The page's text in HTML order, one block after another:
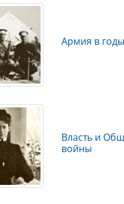
Российской
военно-морской
Армия в
Власть и
войны